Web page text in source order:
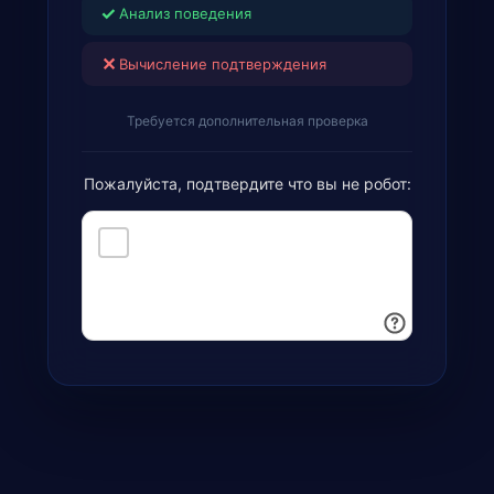
✓ Анализ поведения
✕ Вычисление подтверждения
Требуется дополнительная проверка
Пожалуйста, подтвердите что вы не робот: